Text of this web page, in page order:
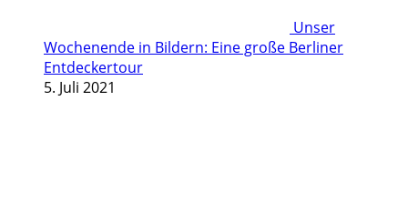
Unser
Wochenende in Bildern: Eine große Berliner
Entdeckertour
5. Juli 2021